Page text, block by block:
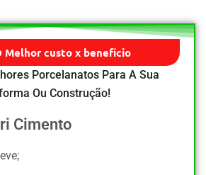
Melhor custo x benefício
Cimento